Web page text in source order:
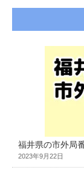
福井県の市外局
2023年9月22日